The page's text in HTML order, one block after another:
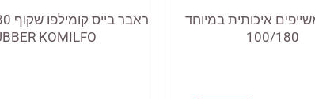
איכותית במיוחד
100/180
KOMILFO